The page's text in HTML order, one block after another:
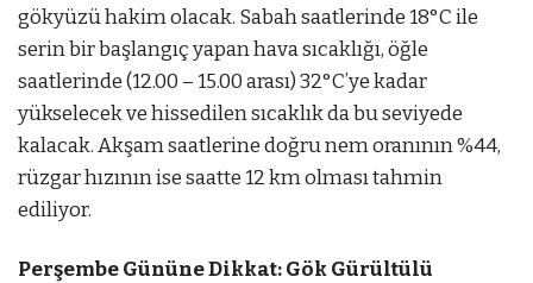
gökyüzü hakim olacak. Sabah saatlerinde 18°C ile
serin bir başlangıç yapan hava sıcaklığı, öğle
saatlerinde (12.00 – 15.00 arası) 32°C’ye kadar
yükselecek ve hissedilen sıcaklık da bu seviyede
kalacak. Akşam saatlerine doğru nem oranının %44,
rüzgar hızının ise saatte 12 km olması tahmin
ediliyor.
Perşembe Gününe Dikkat: Gök Gürültülü